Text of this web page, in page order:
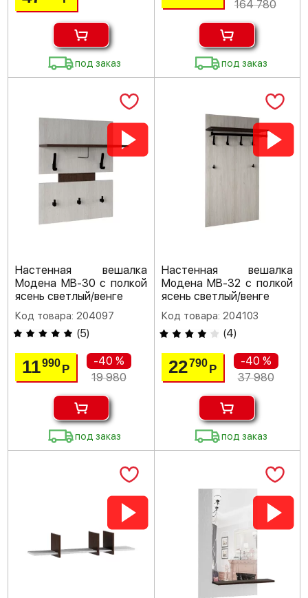
под заказ
164 780
под заказ
Настенная вешалка
Модена МВ-30 с полкой
ясень светлый/венге
Код товара: 204097
(5)
11990Р
-40 %
19 980
под заказ
Настенная вешалка
Модена МВ-32 с полкой
ясень светлый/венге
Код товара: 204103
(4)
22790 Р
-40 %
37 980
под заказ